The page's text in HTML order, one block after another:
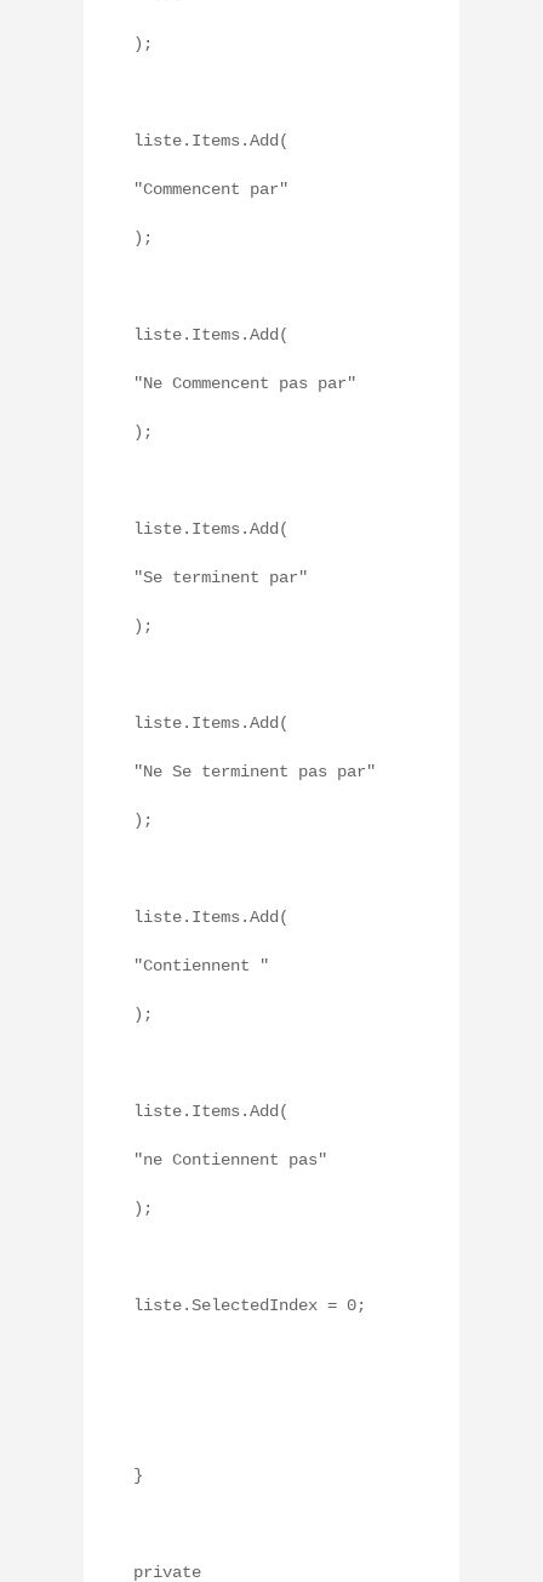
);
liste.Items.Add(
"Commencent par"
);
liste.Items.Add(
"Ne Commencent pas par"
);
liste.Items.Add(
"Se terminent par"
);
liste.Items.Add(
"Ne Se terminent pas par"
);
liste.Items.Add(
"Contiennent "
);
liste.Items.Add(
"ne Contiennent pas"
);
liste.SelectedIndex = 0;
}
private